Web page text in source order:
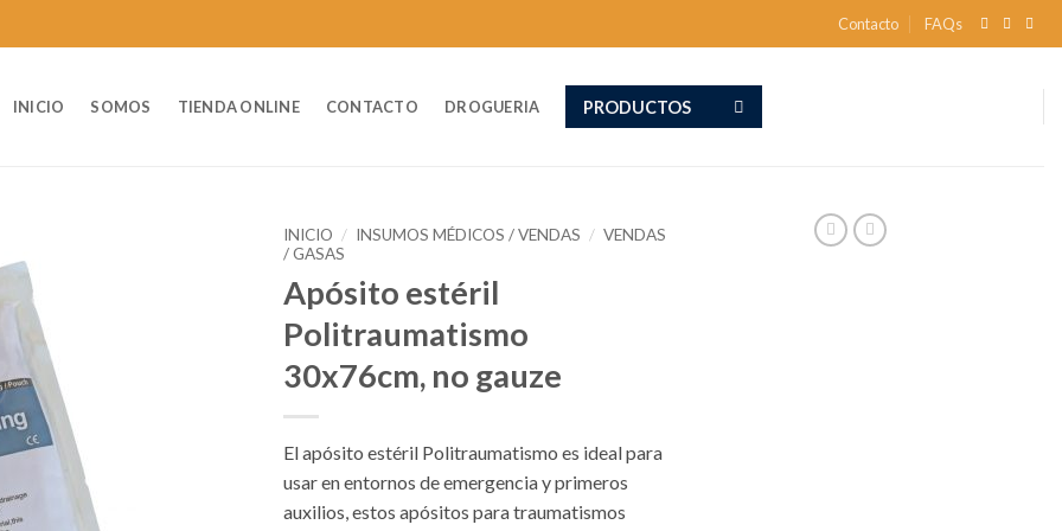
Contacto FAQs
INICIO SOMOS TIENDA ONLINE CONTACTO DROGUERIA PRODUCTOS
INICIO / INSUMOS MÉDICOS / VENDAS / VENDAS
/ GASAS
Apósito estéril
Politraumatismo
30x76cm, no gauze
El apósito estéril Politraumatismo es ideal para
usar en entornos de emergencia y primeros
auxilios, estos apósitos para traumatismos